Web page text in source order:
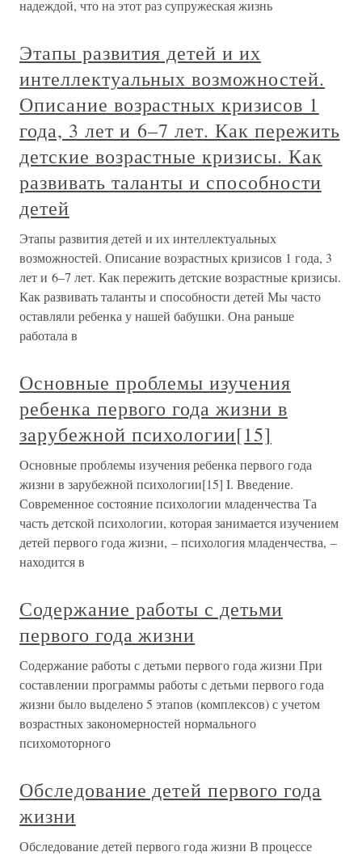
надеждой, что на этот раз супружеская жизнь
Этапы развития детей и их
интеллектуальных возможностей.
Описание возрастных кризисов 1
года, 3 лет и 6–7 лет. Как пережить
детские возрастные кризисы. Как
развивать таланты и способности
детей
Этапы развития детей и их интеллектуальных
возможностей. Описание возрастных кризисов 1 года, 3
лет и 6–7 лет. Как пережить детские возрастные кризисы.
Как развивать таланты и способности детей Мы часто
оставляли ребенка у нашей бабушки. Она раньше
работала в
Основные проблемы изучения
ребенка первого года жизни в
зарубежной психологии[15]
Основные проблемы изучения ребенка первого года
жизни в зарубежной психологии[15] I. Введение.
Современное состояние психологии младенчества Та
часть детской психологии, которая занимается изучением
детей первого года жизни, – психология младенчества, –
находится в
Содержание работы с детьми
первого года жизни
Содержание работы с детьми первого года жизни При
составлении программы работы с детьми первого года
жизни было выделено 5 этапов (комплексов) с учетом
возрастных закономерностей нормального
психомоторного
Обследование детей первого года
жизни
Обследование детей первого года жизни В процессе